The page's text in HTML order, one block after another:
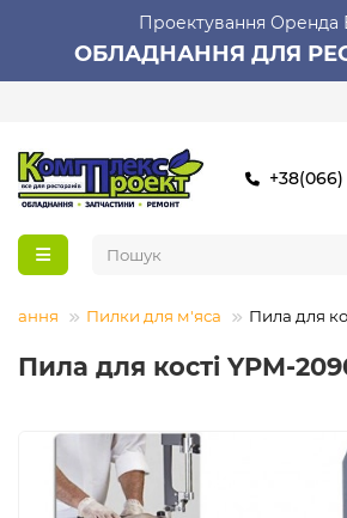
Проектування Оренда
ОБЛАДНАННЯ ДЛЯ
Пилки для м'яса Пила для
Пила для кості YPM-